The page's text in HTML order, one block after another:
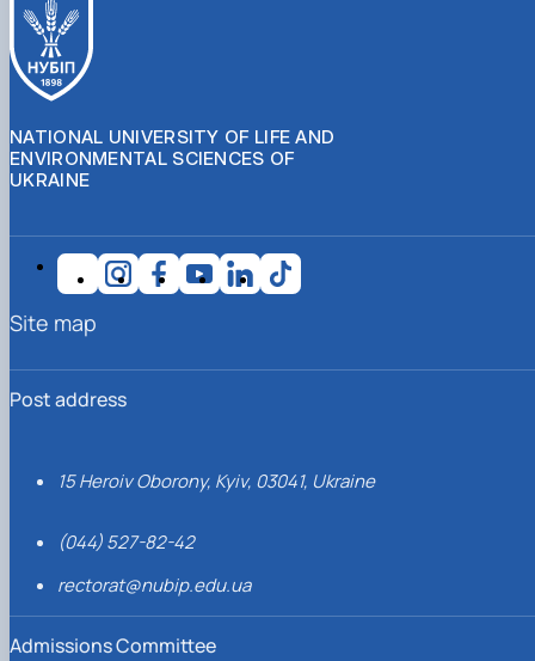
NATIONAL UNIVERSITY OF LIFE AND
ENVIRONMENTAL SCIENCES OF
UKRAINE
Post address
15 Heroiv Oborony, Kyiv, 03041, Ukraine
(044) 527-82-42
rectorat@nubip.edu.ua
Admissions Committee
Site map